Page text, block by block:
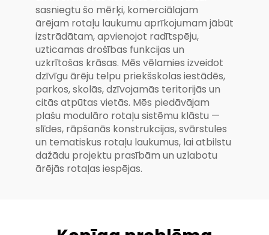
sasniegtu šo mērķi, komerciālajam
ārējam rotaļu laukumu aprīkojumam jābūt
izstrādātam, apvienojot radītspēju,
uzticamas drošības funkcijas un
uzkrītošas krāsas. Mēs vēlamies izveidot
dzīvīgu ārēju telpu priekšskolas iestādēs,
parkos, skolās, dzīvojamās teritorijās un
citās atpūtas vietās. Mēs piedāvājam
plašu modulāro rotaļu sistēmu klāstu —
slīdes, rāpšanās konstrukcijas, svārstules
un tematiskus rotaļu laukumus, lai atbilstu
dažādu projektu prasībām un uzlabotu
ārējās rotaļas iespējas.